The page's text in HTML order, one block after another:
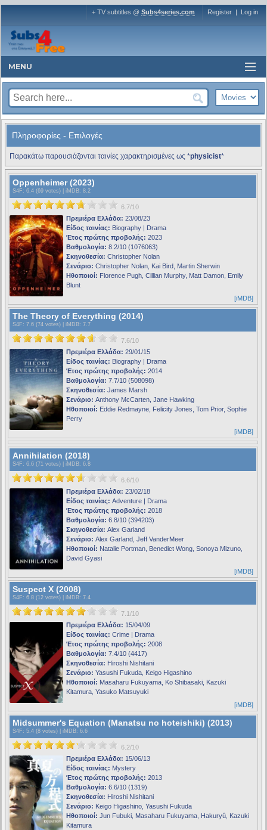
+ TV subtitles @ Subs4series.com Register | Log in
MENU
Πληροφορίες - Επιλογές
Παρακάτω παρουσιάζονται ταινίες χαρακτηρισμένες ως *physicist*
Oppenheimer (2023)
S4F : 6.4 (69 votes) | iMDB: 8.2
6.7/10
Πρεμιέρα Ελλάδα: 23/08/23
Είδος ταινίας: Biography | Drama
Έτος πρώτης προβολής: 2023
Βαθμολογία: 8.2/10 (1076063)
Σκηνοθεσία: Christopher Nolan
Σενάριο: Christopher Nolan, Kai Bird, Martin Sherwin
Ηθοποιοί: Florence Pugh, Cillian Murphy, Matt Damon, Emily
Blunt
[iMDB]
The Theory of Everything (2014)
S4F : 7.6 (74 votes) | iMDB: 7.7
7.6/10
Πρεμιέρα Ελλάδα: 29/01/15
Είδος ταινίας: Biography | Drama
Έτος πρώτης προβολής: 2014
Βαθμολογία: 7.7/10 (508098)
Σκηνοθεσία: James Marsh
Σενάριο: Anthony McCarten, Jane Hawking
Ηθοποιοί: Eddie Redmayne, Felicity Jones, Tom Prior, Sophie
Perry
[iMDB]
Annihilation (2018)
S4F : 6.6 (71 votes) | iMDB: 6.8
6.6/10
Πρεμιέρα Ελλάδα: 23/02/18
Είδος ταινίας: Adventure | Drama
Έτος πρώτης προβολής: 2018
Βαθμολογία: 6.8/10 (394203)
Σκηνοθεσία: Alex Garland
Σενάριο: Alex Garland, Jeff VanderMeer
Ηθοποιοί: Natalie Portman, Benedict Wong, Sonoya Mizuno,
David Gyasi
[iMDB]
Suspect X (2008)
S4F : 6.8 (12 votes) | iMDB: 7.4
7.1/10
Πρεμιέρα Ελλάδα: 15/04/09
Είδος ταινίας: Crime | Drama
Έτος πρώτης προβολής: 2008
Βαθμολογία: 7.4/10 (4417)
Σκηνοθεσία: Hiroshi Nishitani
Σενάριο: Yasushi Fukuda, Keigo Higashino
Ηθοποιοί: Masaharu Fukuyama, Ko Shibasaki, Kazuki
Kitamura, Yasuko Matsuyuki
[iMDB]
Midsummer's Equation (Manatsu no hoteishiki) (2013)
S4F : 5.4 (8 votes) | iMDB: 6.6
6.2/10
Πρεμιέρα Ελλάδα: 15/06/13
Είδος ταινίας: Mystery
Έτος πρώτης προβολής: 2013
Βαθμολογία: 6.6/10 (1319)
Σκηνοθεσία: Hiroshi Nishitani
Σενάριο: Keigo Higashino, Yasushi Fukuda
Ηθοποιοί: Jun Fubuki, Masaharu Fukuyama, Hakuryû, Kazuki
Kitamura